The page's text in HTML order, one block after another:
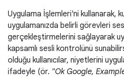
Uygulama İşlemleri'ni kullanarak,
uygulamanızda belirli görevleri
gerçekleştirmelerini sağlayarak
kapsamlı sesli kontrolünü
olduğu kullanıcılar, niyetlerini
ifadeyle (ör. "Ok Google,